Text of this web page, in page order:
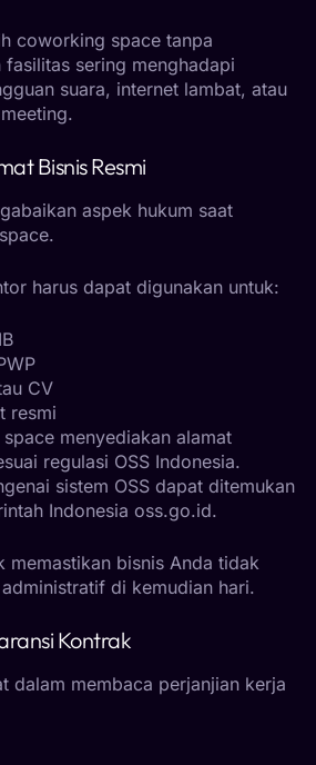
coworking space tanpa
sering menghadapi
suara, internet lambat, atau
Bisnis Resmi
aspek hukum saat
harus dapat digunakan untuk:
CV
resmi
menyediakan alamat
regulasi OSS Indonesia.
sistem OSS dapat ditemukan
Indonesia oss.go.id.
memastikan bisnis Anda tidak
di kemudian hari.
Kontrak
dalam membaca perjanjian kerja